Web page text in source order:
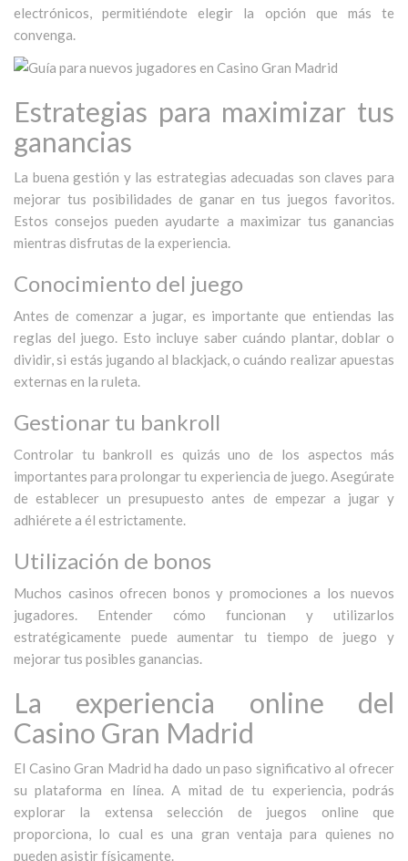
electrónicos, permitiéndote elegir la opción que más te
convenga.
Estrategias para maximizar tus
ganancias
La buena gestión y las estrategias adecuadas son claves para
mejorar tus posibilidades de ganar en tus juegos favoritos.
Estos consejos pueden ayudarte a maximizar tus ganancias
mientras disfrutas de la experiencia.
Conocimiento del juego
Antes de comenzar a jugar, es importante que entiendas las
reglas del juego. Esto incluye saber cuándo plantar, doblar o
dividir, si estás jugando al blackjack, o cuándo realizar apuestas
externas en la ruleta.
Gestionar tu bankroll
Controlar tu bankroll es quizás uno de los aspectos más
importantes para prolongar tu experiencia de juego. Asegúrate
de establecer un presupuesto antes de empezar a jugar y
adhiérete a él estrictamente.
Utilización de bonos
Muchos casinos ofrecen bonos y promociones a los nuevos
jugadores. Entender cómo funcionan y utilizarlos
estratégicamente puede aumentar tu tiempo de juego y
mejorar tus posibles ganancias.
La experiencia online del
Casino Gran Madrid
El Casino Gran Madrid ha dado un paso significativo al ofrecer
su plataforma en línea. A mitad de tu experiencia, podrás
explorar la extensa selección de juegos online que
proporciona, lo cual es una gran ventaja para quienes no
pueden asistir físicamente.